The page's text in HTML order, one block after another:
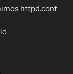
httpd.conf